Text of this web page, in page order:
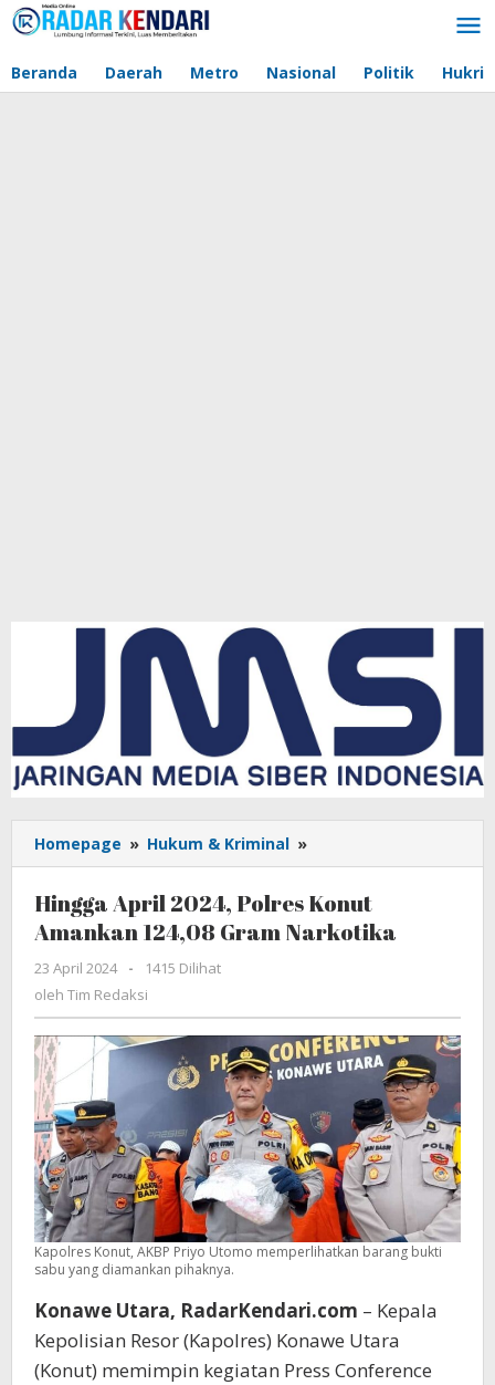
Lewati
ke
Beranda Daerah Metro Nasional Politik
Homepage » Hukum & Kriminal »
April
Polres
Konut
Hingga April 2024, Polres Konut
Amankan 124,08 Gram Narkotika
23 April 2024
oleh
Tim
-
1415 Dilihat
oleh Tim Redaksi
Kapolres Konut, AKBP Priyo Utomo memperlihatkan barang bukti
sabu yang diamankan pihaknya.
Konawe Utara, RadarKendari.com – Kepala
Kepolisian Resor (Kapolres) Konawe Utara
(Konut) memimpin kegiatan Press Conference